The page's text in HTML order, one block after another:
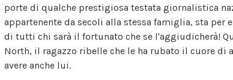
porte di qualche prestigiosa testata giornalistica
appartenente da secoli alla stessa famiglia, sta per
di tutti chi sarà il fortunato che se l'aggiudicherà!
North, il ragazzo ribelle che le ha rubato il cuore di
avere anche lui.